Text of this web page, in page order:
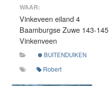
WAAR:
Vinkeveen eiland 4
Baamburgse Zuwe 143-145
Vinkenveen
BUITENDUIKEN
Robert